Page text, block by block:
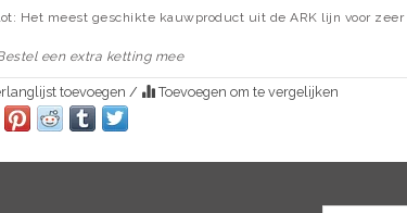
Het meest geschikte kauwproduct uit de ARK lijn voor zeer
een extra ketting mee
toevoegen / Toevoegen om te vergelijken